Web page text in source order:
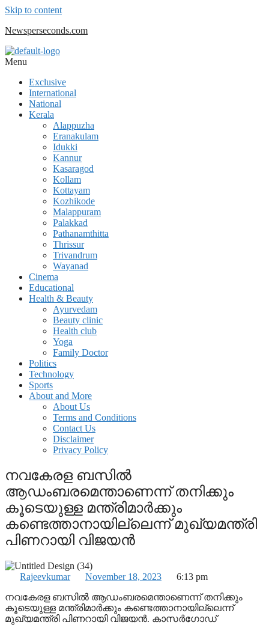
Skip to content
Newsperseconds.com
Menu
Exclusive
International
National
Kerala
Alappuzha
Eranakulam
Idukki
Kannur
Kasaragod
Kollam
Kottayam
Kozhikode
Malappuram
Palakkad
Pathanamthitta
Thrissur
Trivandrum
Wayanad
Cinema
Educational
Health & Beauty
Ayurvedam
Beauty clinic
Health club
Yoga
Family Doctor
Politics
Technology
Sports
About and More
About Us
Terms and Conditions
Contact Us
Disclaimer
Privacy Policy
നവകേരള ബസില്‍
ആഡംബരമെന്താണെന്ന് തനിക്കും
കൂടെയുള്ള മന്ത്രിമാർക്കും
കണ്ടെത്താനായില്ലെന്ന് മുഖ്യമന്ത്രി
പിണറായി വിജയൻ
Rajeevkumar November 18, 2023
6:13 pm
നവകേരള ബസില്‍ ആഡംബരമെന്താണെന്ന് തനിക്കും
കൂടെയുള്ള മന്ത്രിമാർക്കും കണ്ടെത്താനായില്ലെന്ന്
മുഖ്യമന്ത്രി പിണറായി വിജയൻ. കാസര്‍ഗോഡ്